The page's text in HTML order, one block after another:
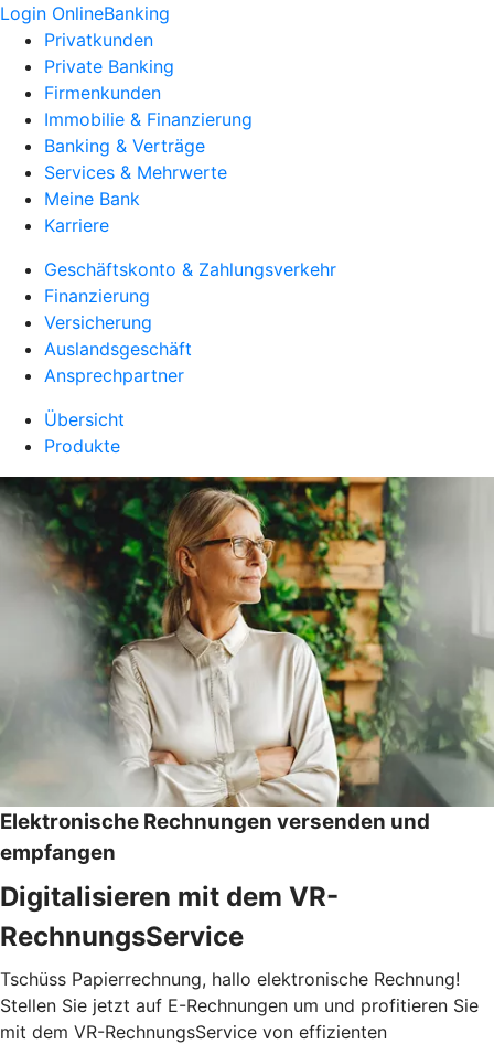
Login OnlineBanking
Privatkunden
Private Banking
Firmenkunden
Immobilie & Finanzierung
Banking & Verträge
Services & Mehrwerte
Meine Bank
Karriere
Geschäftskonto & Zahlungsverkehr
Finanzierung
Versicherung
Auslandsgeschäft
Ansprechpartner
Übersicht
Produkte
Elektronische Rechnungen versenden und
empfangen
Digitalisieren mit dem VR-
RechnungsService
Tschüss Papierrechnung, hallo elektronische Rechnung!
Stellen Sie jetzt auf E-Rechnungen um und profitieren Sie
mit dem VR-RechnungsService von effizienten